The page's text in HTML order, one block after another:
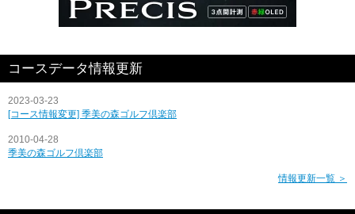
コースデータ情報更新
2023-03-23
[コース情報変更] 季美の森ゴルフ倶楽部
2010-04-28
季美の森ゴルフ倶楽部
情報更新一覧 ＞